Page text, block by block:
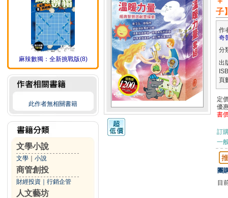
麻辣數獨：全新挑戰版(8)
此作者無相關書籍
文學小說
文學 小說
商管創投
財經投資 行銷企管
人文藝坊
子
作
奇
分
出
頁
定
優
書
訂
一
團
目